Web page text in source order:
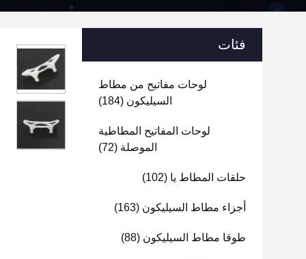
فئات
لوحات مفاتيح من مطاط
السيليكون (184)
لوحات المفاتيح المطاطية
الموصلة (72)
حلقات المطاط يا (102)
أجزاء مطاط السيليكون (163)
طوقا مطاط السيليكون (88)